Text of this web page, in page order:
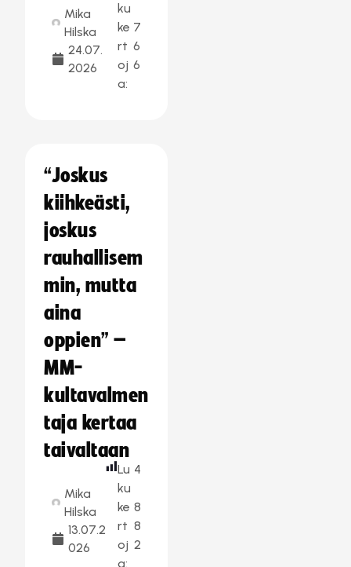
Mika
Hilska
24.07.
2026
ku
ke
rt
oj
a:
7
6
6
“Joskus
kiihkeästi,
joskus
rauhallisem
min, mutta
aina
oppien” –
MM-
kultavalmen
taja kertaa
taivaltaan
Mika
Hilska
13.07.2
026
Lu
ku
ke
rt
oj
a:
4
8
8
2